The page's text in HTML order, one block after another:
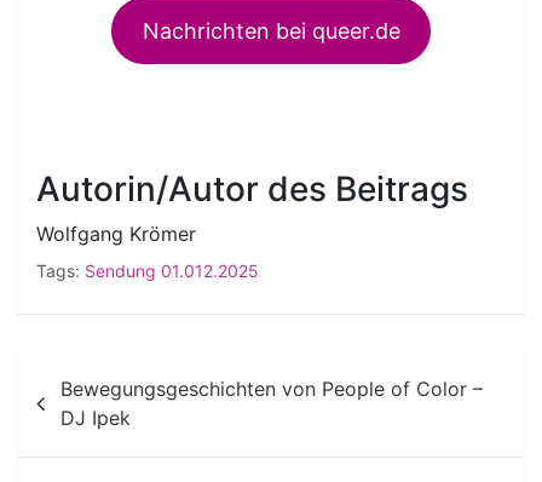
Nachrichten bei queer.de
Autorin/Autor des Beitrags
Wolfgang Krömer
Tags: Sendung 01.012.2025
Beitragsnavigation
Bewegungsgeschichten von People of Color –
DJ Ipek